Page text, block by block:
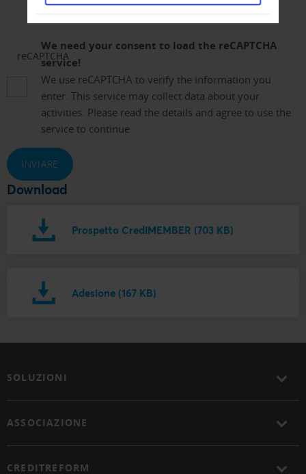
reCAPTCHA
We need your consent to load the reCAPTCHA
service!
We use reCAPTCHA to verify the information you
enter. This service may collect data about your
activities. Please read the details and agree to use the
service to continue.
INVIARE
Download
Prospetto CrediMEMBER (703 KB)
Adesione (167 KB)
SOLUZIONI
ASSOCIAZIONE
CREDITREFORM